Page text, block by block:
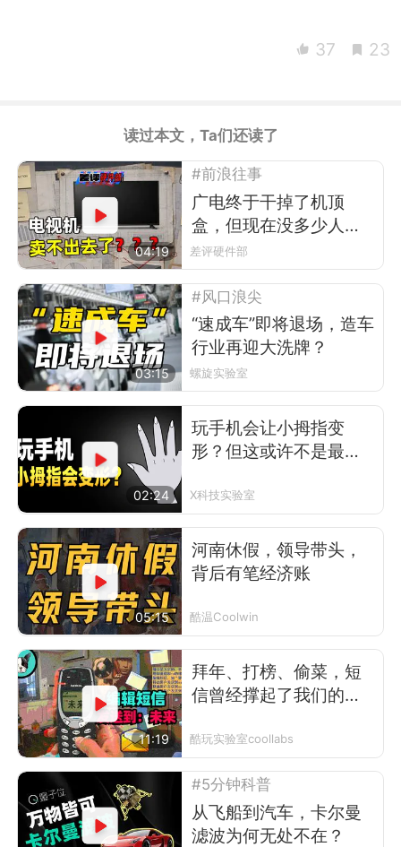
37 23
读过本文，Ta们还读了
04:19
#前浪往事
广电终于干掉了机顶
盒，但现在没多少人看
电视了
差评硬件部
03:15
#风口浪尖
“速成车”即将退场，造车
行业再迎大洗牌？
螺旋实验室
02:24
玩手机会让小拇指变
形？但这或许不是最可
X科技实验室
05:15
河南休假，领导带头，
背后有笔经济账
酷温Coolwin
11:19
拜年、打榜、偷菜，短
信曾经撑起了我们的前
酷玩实验室coollabs
#5分钟科普
从飞船到汽车，卡尔曼
滤波为何无处不在？